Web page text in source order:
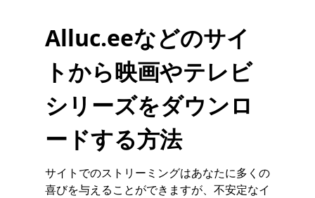
Alluc.eeなどのサイ
トから映画やテレビ
シリーズをダウンロ
ードする方法
サイトでのストリーミングはあなたに多くの
喜びを与えることができますが、不安定なイ